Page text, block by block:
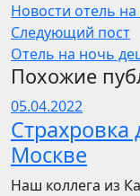
Новости отель
Следующий пост
Отель на ночь
Похожие
05.04.2022
Страхровка
Москве
Наш коллега из